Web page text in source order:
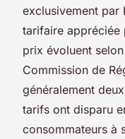
exclusivement par
tarifaire appréciée
prix évoluent
Commission de
généralement
tarifs ont disparu
consommateurs à